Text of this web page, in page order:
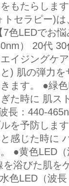
もたらしま
トセラピー)
色LEDでお
） 20代
イジング
) 肌の弾力
ます。 ●緑
た時に 肌ス
長：440-
を予防しま
感じた時に
●黄色LED
を浴びた肌を
色LED（波